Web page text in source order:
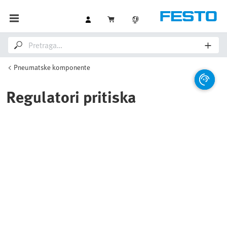
Pneumatske komponente
Regulatori pritiska